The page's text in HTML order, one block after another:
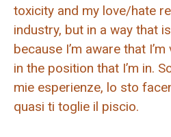
toxicity and my love/hate
industry, but in a way that
because I’m aware that
in the position that I’m in.
mie esperienze, lo sto
quasi ti toglie il piscio.